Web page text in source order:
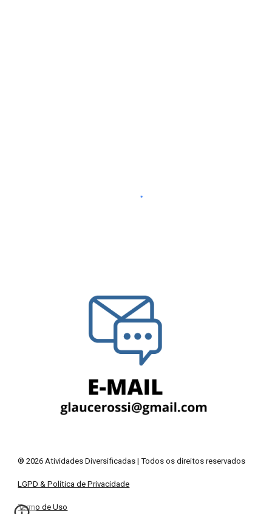
® 2026 Atividades Diversificadas | Todos os direitos reservados
LGPD & Política de Privacidade
Termo de Uso